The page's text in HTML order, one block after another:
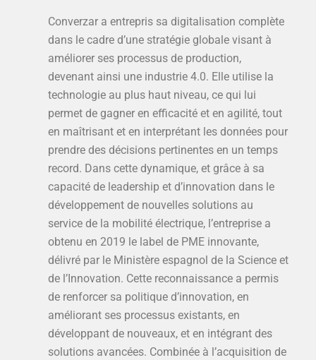
Converzar a entrepris sa digitalisation complète
dans le cadre d’une stratégie globale visant à
améliorer ses processus de production,
devenant ainsi une industrie 4.0. Elle utilise la
technologie au plus haut niveau, ce qui lui
permet de gagner en efficacité et en agilité, tout
en maîtrisant et en interprétant les données pour
prendre des décisions pertinentes en un temps
record. Dans cette dynamique, et grâce à sa
capacité de leadership et d’innovation dans le
développement de nouvelles solutions au
service de la mobilité électrique, l’entreprise a
obtenu en 2019 le label de PME innovante,
délivré par le Ministère espagnol de la Science et
de l’Innovation. Cette reconnaissance a permis
de renforcer sa politique d’innovation, en
améliorant ses processus existants, en
développant de nouveaux, et en intégrant des
solutions avancées. Combinée à l’acquisition de